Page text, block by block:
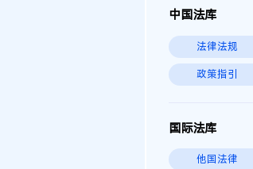
中国法库
法律法规
政策指引
国际法库
他国法律